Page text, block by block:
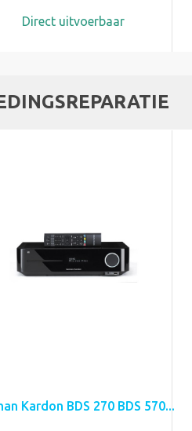
Direct uitvoerbaar
Kardon BDS 270 BDS 570...